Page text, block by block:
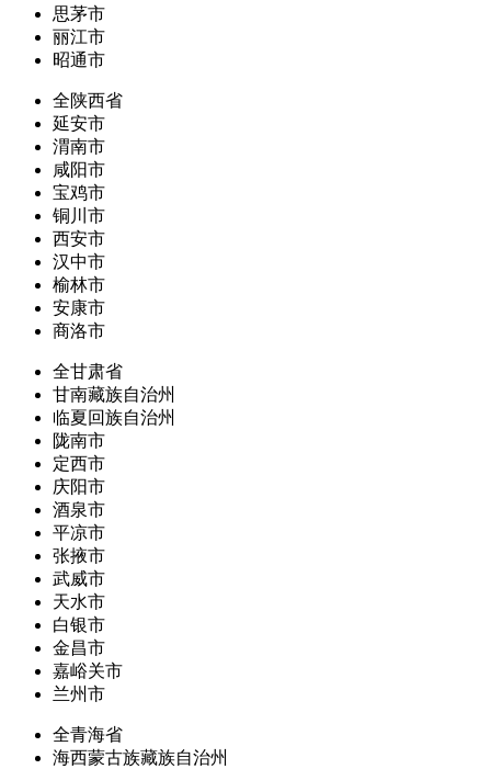
思茅市
丽江市
昭通市
全陕西省
延安市
渭南市
咸阳市
宝鸡市
铜川市
西安市
汉中市
榆林市
安康市
商洛市
全甘肃省
甘南藏族自治州
临夏回族自治州
陇南市
定西市
庆阳市
酒泉市
平凉市
张掖市
武威市
天水市
白银市
金昌市
嘉峪关市
兰州市
全青海省
海西蒙古族藏族自治州